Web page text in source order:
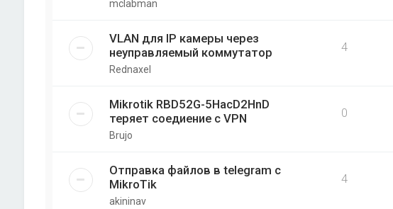
mclabman
VLAN для IP камеры через
неуправляемый коммутатор
Rednaxel
4
Mikrotik RBD52G-5HacD2HnD
теряет соедиение с VPN
Brujo
0
Отправка файлов в telegram с
MikroTik
akininav
4